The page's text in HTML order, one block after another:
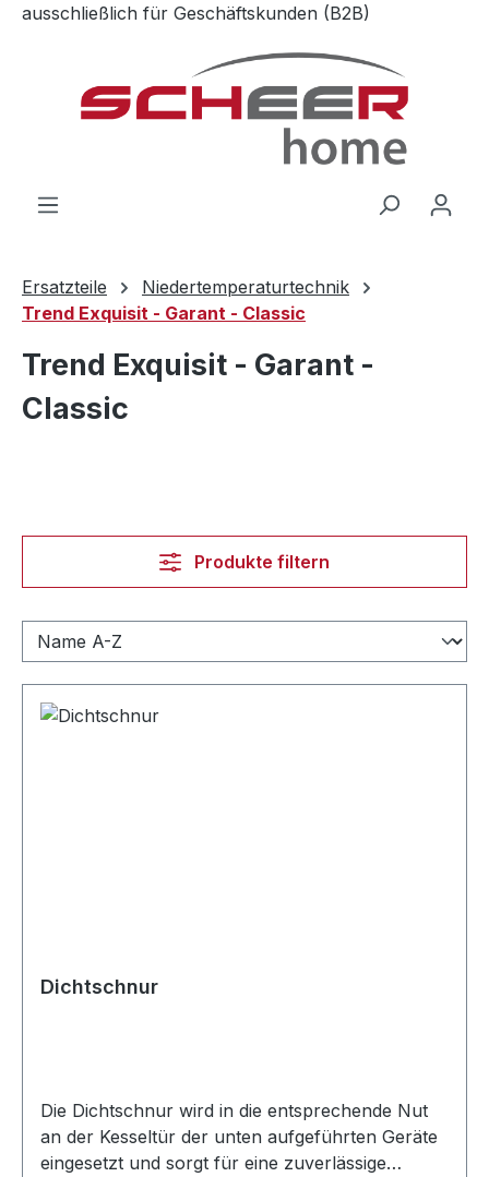
Zum Hauptinhalt springen
ausschließlich für Geschäftskunden (B2B)
Ersatzteile
Niedertemperaturtechnik
Trend Exquisit - Garant - Classic
Trend Exquisit - Garant -
Classic
Produkte filtern
Dichtschnur
Die Dichtschnur wird in die entsprechende Nut
an der Kesseltür der unten aufgeführten Geräte
eingesetzt und sorgt für eine zuverlässige